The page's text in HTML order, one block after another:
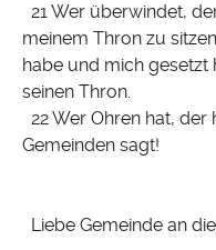
21 Wer überwindet,
meinem Thron zu
habe und mich gesetzt
seinen Thron.
22 Wer Ohren hat,
Gemeinden sagt!
Liebe Gemeinde an